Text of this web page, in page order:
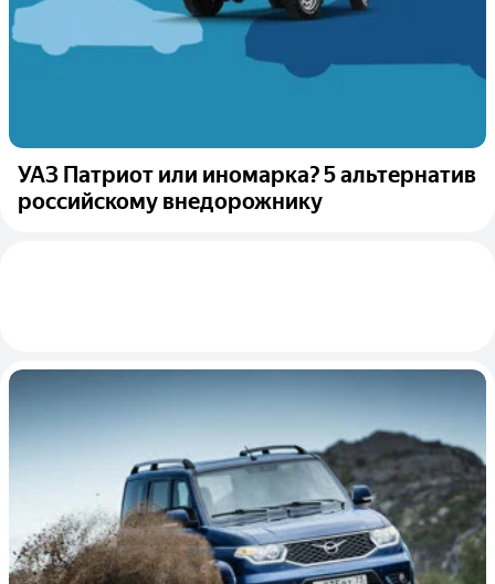
УАЗ Патриот или иномарка? 5 альтернатив
российскому внедорожнику